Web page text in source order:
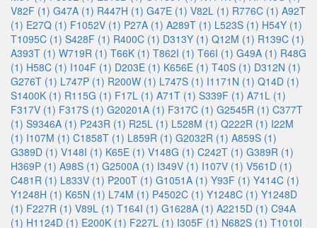
V82F (1) G47A (1) R447H (1) G47E (1) V82L (1) R776C (1) A92T
(1) E27Q (1) F1052V (1) P27A (1) A289T (1) L523S (1) H54Y (1)
T1095C (1) S428F (1) R400C (1) D313Y (1) Q12M (1) R139C (1)
A393T (1) W719R (1) T66K (1) T862I (1) T66I (1) G49A (1) R48G
(1) H58C (1) I104F (1) D203E (1) K656E (1) T40S (1) D312N (1)
G276T (1) L747P (1) R200W (1) L747S (1) I1171N (1) Q14D (1)
S1400K (1) R115G (1) F17L (1) A71T (1) S339F (1) A71L (1)
F317V (1) F317S (1) G20201A (1) F317C (1) G2545R (1) C377T
(1) S9346A (1) P243R (1) R25L (1) L528M (1) Q222R (1) I22M
(1) I107M (1) C1858T (1) L859R (1) G2032R (1) A859S (1)
G389D (1) V148I (1) K65E (1) V148G (1) C242T (1) G389R (1)
H369P (1) A98S (1) G2500A (1) I349V (1) I107V (1) V561D (1)
C481R (1) L833V (1) P200T (1) G1051A (1) Y93F (1) Y414C (1)
Y1248H (1) K65N (1) L74M (1) P4502C (1) Y1248C (1) Y1248D
(1) F227R (1) V89L (1) T164I (1) G1628A (1) A2215D (1) C94A
(1) H1124D (1) E200K (1) F227L (1) I305F (1) N682S (1) T1010I